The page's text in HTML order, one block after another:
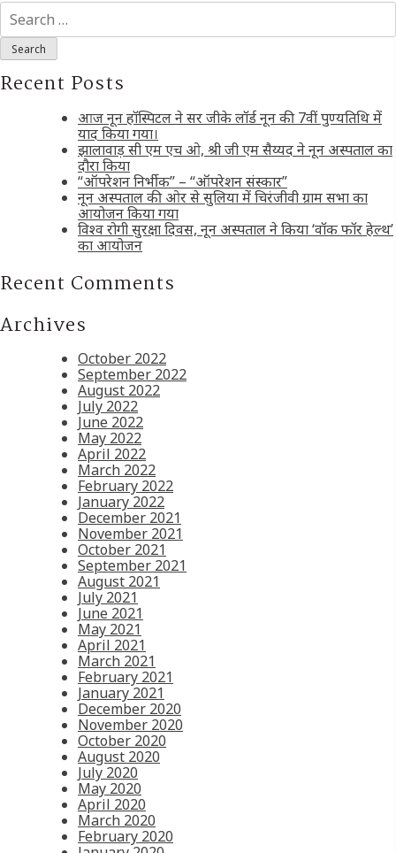
Search
for:
Recent Posts
आज नून हॉस्पिटल ने सर जीके लॉर्ड नून की 7वीं पुण्यतिथि में
याद किया गया।
झालावाड़ सी एम एच ओ, श्री जी एम सैय्यद ने नून अस्पताल का
दौरा किया
“ऑपरेशन निर्भीक” – “ऑपरेशन संस्कार”
नून अस्पताल की ओर से सुलिया में चिरंजीवी ग्राम सभा का
आयोजन किया गया
विश्व रोगी सुरक्षा दिवस, नून अस्पताल ने किया ‘वॉक फॉर हेल्थ’
का आयोजन
Recent Comments
Archives
October 2022
September 2022
August 2022
July 2022
June 2022
May 2022
April 2022
March 2022
February 2022
January 2022
December 2021
November 2021
October 2021
September 2021
August 2021
July 2021
June 2021
May 2021
April 2021
March 2021
February 2021
January 2021
December 2020
November 2020
October 2020
August 2020
July 2020
May 2020
April 2020
March 2020
February 2020